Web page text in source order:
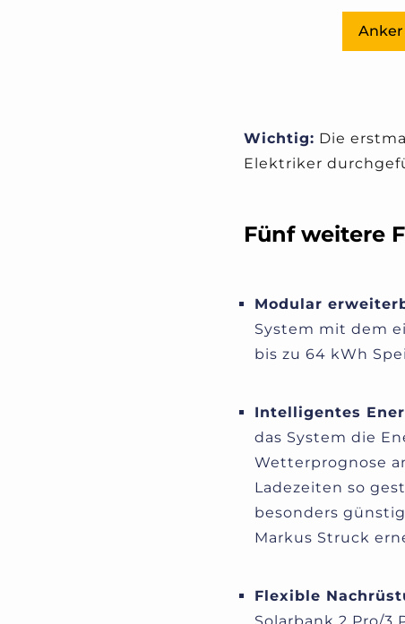
Anker
Wichtig: Die
Elektriker
Fünf weitere
Modular
System mit dem
bis zu 64 kWh
Intelligentes
das System die
Wetterprognose
Ladezeiten so
besonders
Markus Struck
Flexible